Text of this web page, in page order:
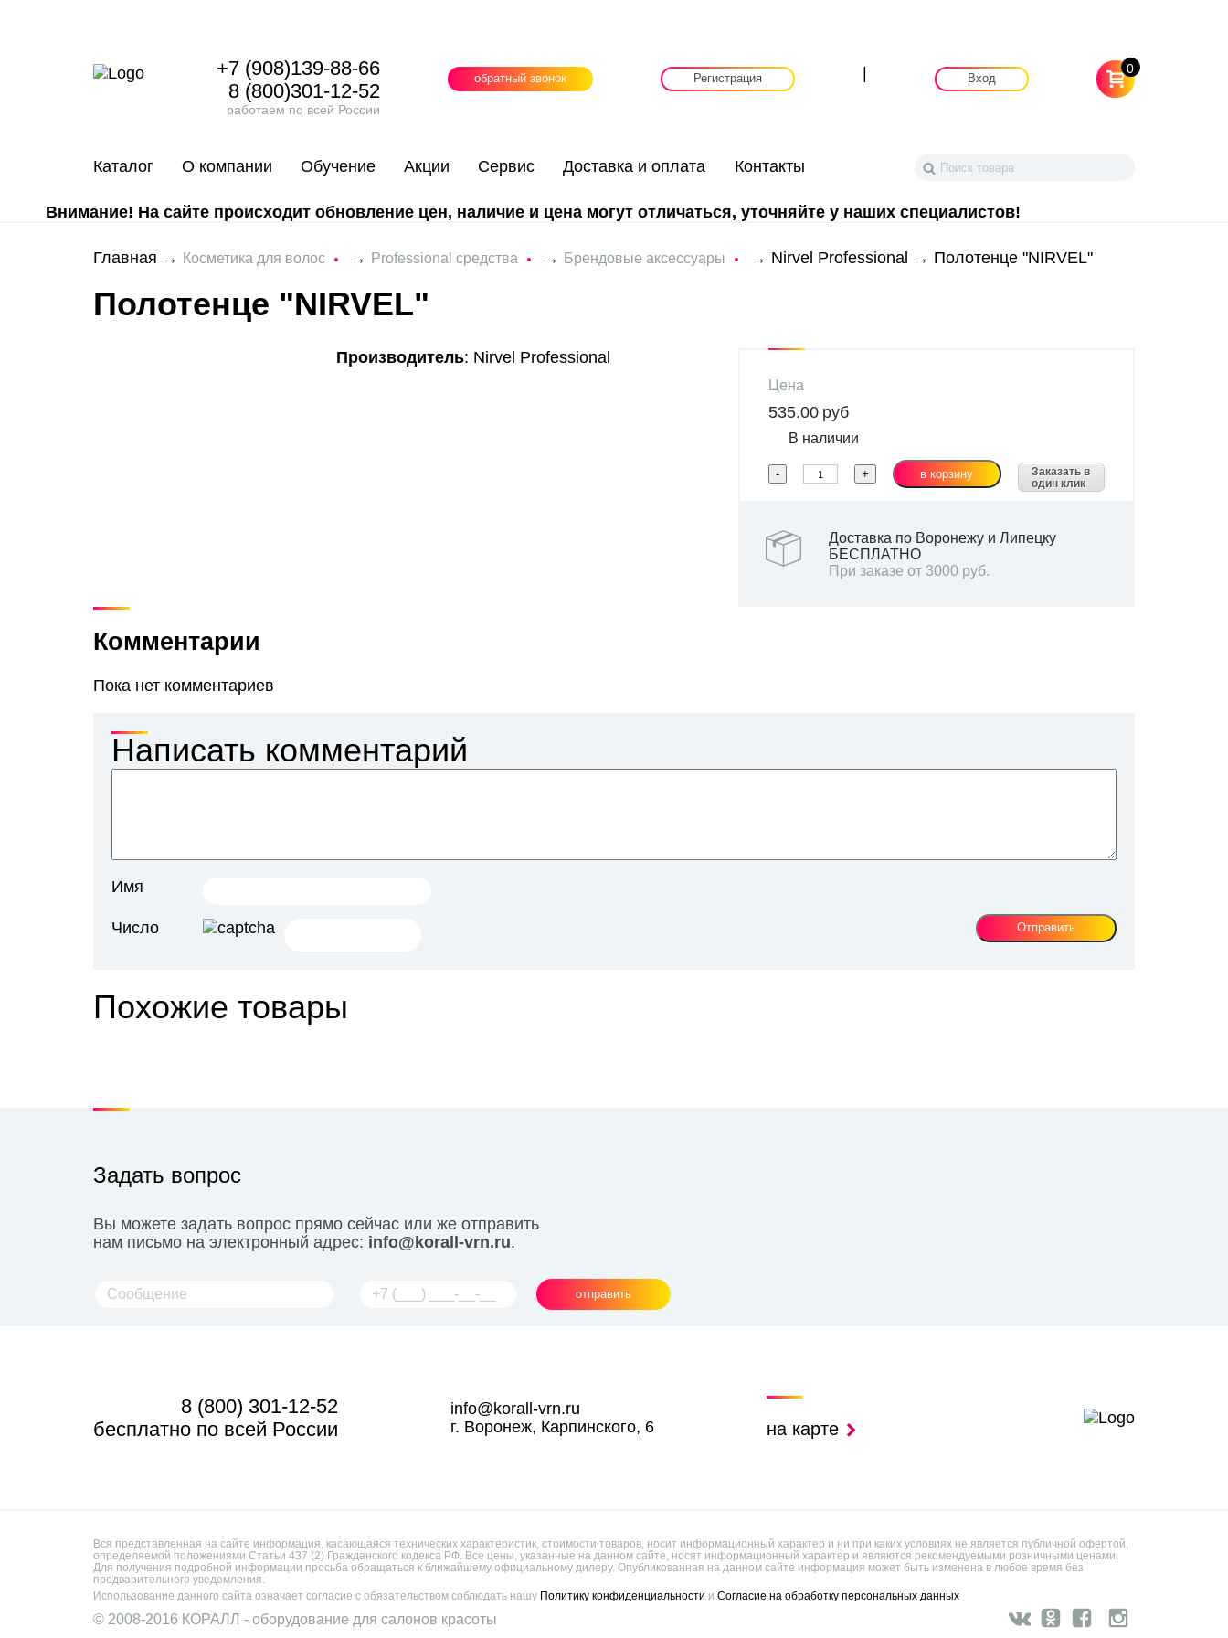
+7 (908)139-88-66
8 (800)301-12-52
работаем по всей России
обратный звонок Регистрация Вход
0
Каталог О компании Обучение Акции Сервис Доставка и оплата Контакты
Внимание! На сайте происходит обновление цен, наличие и цена могут отличаться, уточняйте у наших специалистов!
Главная → Косметика для волос → Professional средства → Брендовые аксессуары → Nirvel Professional → Полотенце "NIRVEL"
Полотенце "NIRVEL"
Производитель: Nirvel Professional
Цена
535.00 руб
В наличии
Заказать в
один клик
Доставка по Воронежу и Липецку
БЕСПЛАТНО
При заказе от 3000 руб.
Комментарии
Пока нет комментариев
Написать комментарий
Имя
Число
Похожие товары
Задать вопрос
Вы можете задать вопрос прямо сейчас или же отправить
нам письмо на электронный адрес: info@korall-vrn.ru.
отправить
8 (800) 301-12-52
бесплатно по всей России
info@korall-vrn.ru
г. Воронеж, Карпинского, 6
на карте
Вся представленная на сайте информация, касающаяся технических характеристик, стоимости товаров, носит информационный характер и ни при каких условиях не является публичной офертой,
определяемой положениями Статьи 437 (2) Гражданского кодекса РФ. Все цены, указанные на данном сайте, носят информационный характер и являются рекомендуемыми розничными ценами.
Для получения подробной информации просьба обращаться к ближайшему официальному дилеру. Опубликованная на данном сайте информация может быть изменена в любое время без
предварительного уведомления.
Использование данного сайта означает согласие с обязательством соблюдать нашу Политику конфиденциальности и Согласие на обработку персональных данных
© 2008-2016 КОРАЛЛ - оборудование для салонов красоты